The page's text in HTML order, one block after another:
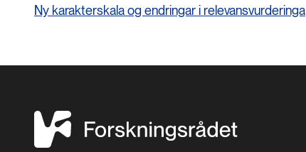
Ny karakterskala og endringar i relevansvurderinga